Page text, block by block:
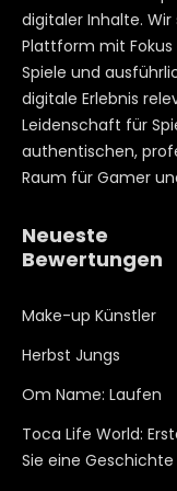
digitaler Inhalte.
Plattform mit
Spiele und
digitale Erlebnis
Leidenschaft für
authentischen,
Raum für Gamer
Neueste
Bewertungen
Make-up Künstler
Herbst Jungs
Om Name: Laufen
Toca Life World:
Sie eine Geschichte